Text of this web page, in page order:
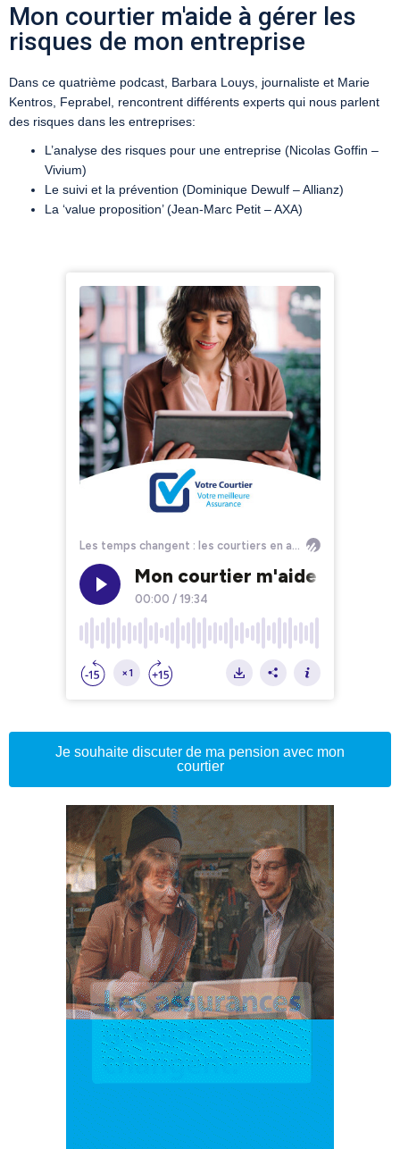
Mon courtier m'aide à gérer les
risques de mon entreprise
Dans ce quatrième podcast, Barbara Louys, journaliste et Marie
Kentros, Feprabel, rencontrent différents experts qui nous parlent
des risques dans les entreprises:
L’analyse des risques pour une entreprise (Nicolas Goffin –
Vivium)
Le suivi et la prévention (Dominique Dewulf – Allianz)
La ‘value proposition’ (Jean-Marc Petit – AXA)
Je souhaite discuter de ma pension avec mon
courtier